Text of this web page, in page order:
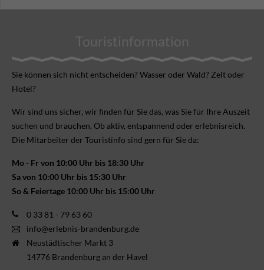
Touristinformation
Sie können sich nicht ent­scheiden? Wasser oder Wald? Zelt oder
Hotel?
Wir sind uns sicher, wir finden für Sie das, was Sie für Ihre Aus­zeit
suchen und brauchen. Ob aktiv, ent­spannend oder erlebnis­reich.
Die Mitarbeiter der Touristinfo sind gern für Sie da:
Mo - Fr von 10:00 Uhr bis 18:30 Uhr
Sa von 10:00 Uhr bis 15:30 Uhr
So & Feiertage 10:00 Uhr bis 15:00 Uhr
0 33 81 - 79 63 60
info@erlebnis-brandenburg.de
Neustädtischer Markt 3
14776 Brandenburg an der Havel